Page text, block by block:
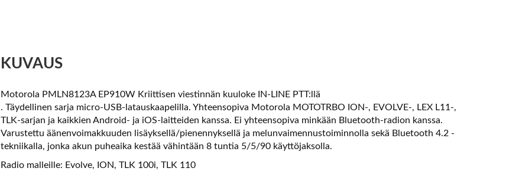
KUVAUS
Motorola PMLN8123A EP910W Kriittisen viestinnän kuuloke IN-LINE PTT:llä
. Täydellinen sarja micro-USB-latauskaapelilla. Yhteensopiva Motorola MOTOTRBO ION-, EVOLVE-, LEX L11-,
TLK-sarjan ja kaikkien Android- ja iOS-laitteiden kanssa. Ei yhteensopiva minkään Bluetooth-radion kanssa.
Varustettu äänenvoimakkuuden lisäyksellä/pienennyksellä ja melunvaimennustoiminnolla sekä Bluetooth 4.2 -
tekniikalla, jonka akun puheaika kestää vähintään 8 tuntia 5/5/90 käyttöjaksolla.
Radio malleille: Evolve, ION, TLK 100i, TLK 110